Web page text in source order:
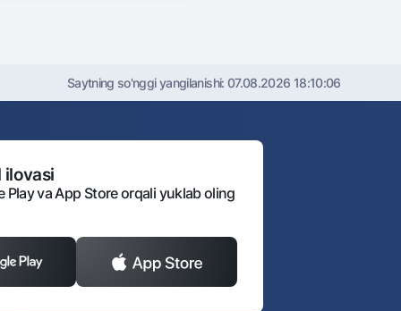
Saytning so'nggi yangilanishi: 07.08.2026 18:10:06
ilovasi
Play va App Store orqali yuklab oling